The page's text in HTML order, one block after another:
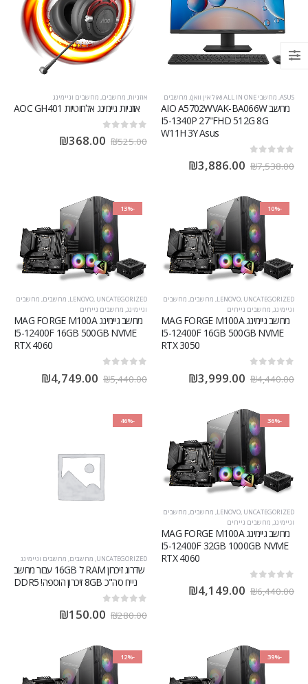
ASUS
, מחשבי ALL IN ONE (אול אין וואן) , מחשבים
מחשב AIO A5702WVAK-BA066W
I5-1340P 27"FHD 512G 8G
W11H 3Y Asus
₪7,538.00
₪3,886.00
אוזניות, מחשבים, מחשבים וגיימינג
אוזניות גיימינג אלחוטיות AOC GH401
₪525.00
₪368.00
-10%
LENOVO, UNCATEGORIZED
, מחשבים, מחשבים
וגיימינג, מחשבים נייחים
מחשב גיימינג MAG FORGE M100A
I5-12400F 16GB 500GB NVME
RTX 3050
₪4,440.00
₪3,999.00
-13%
LENOVO, UNCATEGORIZED
, מחשבים, מחשבים
וגיימינג, מחשבים נייחים
מחשב גיימינג MAG FORGE M100A
I5-12400F 16GB 500GB NVME
RTX 4060
₪5,440.00
₪4,749.00
-36%
LENOVO, UNCATEGORIZED
, מחשבים, מחשבים
וגיימינג, מחשבים נייחים
מחשב גיימינג MAG FORGE M100A
I5-12400F 32GB 1000GB NVME
RTX 4060
₪6,440.00
₪4,149.00
-46%
UNCATEGORIZED מחשבים מחשבים וגיימינג
שדרוג זיכרון RAM ל 16GB עבור מחשב
נייח סה"כ 8GB זיכרון הוספה! DDR5
₪280.00
₪150.00
-39%
-12%